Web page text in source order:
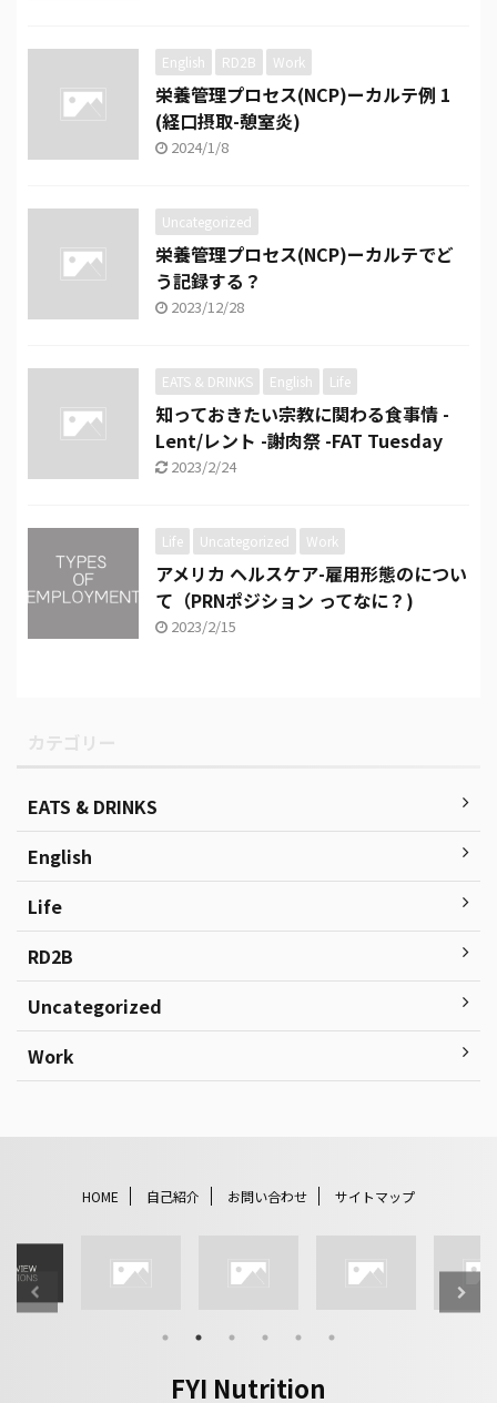
English RD2B Work
栄養管理プロセス(NCP)ーカルテ例 1
(経口摂取-憩室炎)
2024/1/8
Uncategorized
栄養管理プロセス(NCP)ーカルテでど
う記録する？
2023/12/28
EATS & DRINKS English Life
知っておきたい宗教に関わる食事情 -
Lent/レント -謝肉祭 -FAT Tuesday
2023/2/24
Life Uncategorized Work
アメリカ ヘルスケア-雇用形態のについ
て（PRNポジション ってなに？)
2023/2/15
EATS & DRINKS
English
Life
RD2B
Uncategorized
Work
HOME 自己紹介 お問い合わせ サイトマップ
FYI Nutrition